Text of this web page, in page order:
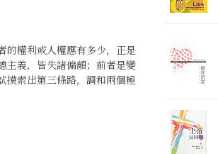
的權利或人權應有多少，正是
主義，皆失諸偏頗；前者是變
摸索出第三條路，調和兩個極